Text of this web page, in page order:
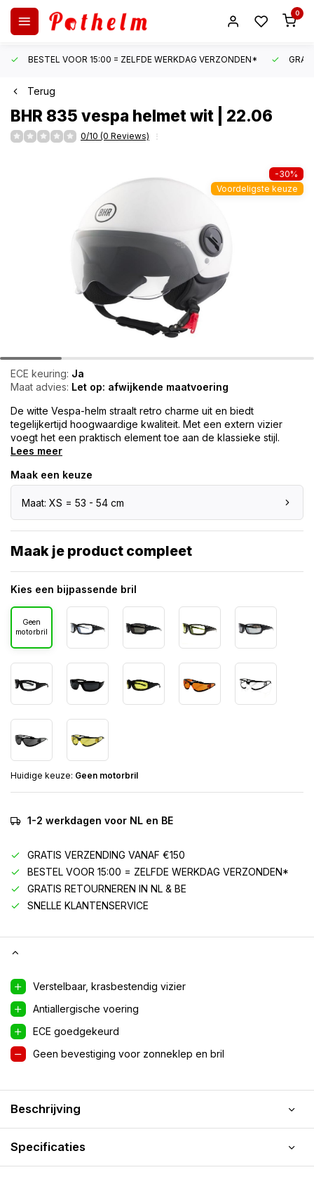
0
BESTEL VOOR 15:00 = ZELFDE WERKDAG VERZONDEN*
Terug
BHR 835 vespa helmet wit | 22.06
0/10 (0 Reviews)
-30%
Voordeligste keuze
ECE keuring: Ja
Maat advies: Let op: afwijkende maatvoering
De witte Vespa-helm straalt retro charme uit en biedt
tegelijkertijd hoogwaardige kwaliteit. Met een extern vizier
voegt het een praktisch element toe aan de klassieke stijl.
Lees meer
Maak een keuze
Maat: XS = 53 - 54 cm
Maak je product compleet
Kies een bijpassende bril
Geen
motorbril
Huidige keuze: Geen motorbril
1-2 werkdagen voor NL en BE
GRATIS VERZENDING VANAF €150
BESTEL VOOR 15:00 = ZELFDE WERKDAG VERZONDEN*
GRATIS RETOURNEREN IN NL & BE
SNELLE KLANTENSERVICE
Verstelbaar, krasbestendig vizier
Antiallergische voering
ECE goedgekeurd
Geen bevestiging voor zonneklep en bril
Beschrijving
Specificaties